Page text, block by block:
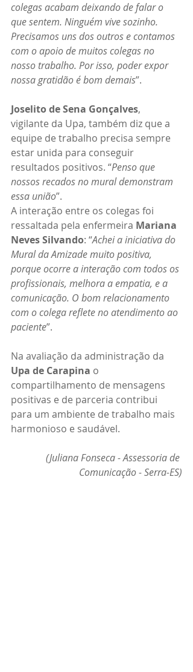
colegas acabam deixando de falar o
que sentem. Ninguém vive sozinho.
Precisamos uns dos outros e contamos
com o apoio de muitos colegas no
nosso trabalho. Por isso, poder expor
nossa gratidão é bom demais”.
Joselito de Sena Gonçalves,
vigilante da Upa, também diz que a
equipe de trabalho precisa sempre
estar unida para conseguir
resultados positivos. “Penso que
nossos recados no mural demonstram
essa união”.
A interação entre os colegas foi
ressaltada pela enfermeira Mariana
Neves Silvando: “Achei a iniciativa do
Mural da Amizade muito positiva,
porque ocorre a interação com todos os
profissionais, melhora a empatia, e a
comunicação. O bom relacionamento
com o colega reflete no atendimento ao
paciente”.
Na avaliação da administração da
Upa de Carapina o
compartilhamento de mensagens
positivas e de parceria contribui
para um ambiente de trabalho mais
harmonioso e saudável.
(Juliana Fonseca - Assessoria de
Comunicação - Serra-ES)